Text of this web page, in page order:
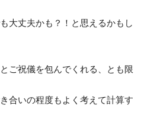
大丈夫かも？！と思えるかもし
ご祝儀を包んでくれる、とも限
合いの程度もよく考えて計算す